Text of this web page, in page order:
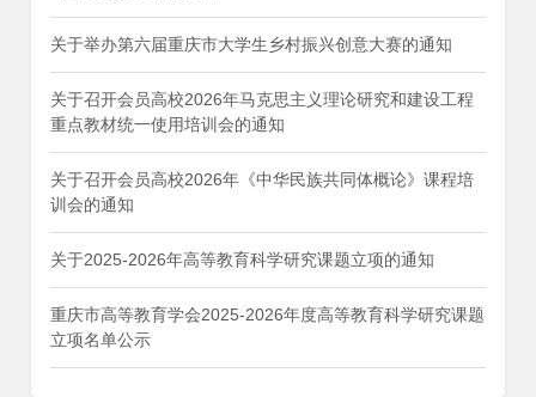
关于举办第六届重庆市大学生乡村振兴创意大赛的通知
关于召开会员高校2026年马克思主义理论研究和建设工程
重点教材统一使用培训会的通知
关于召开会员高校2026年《中华民族共同体概论》课程培
训会的通知
关于2025-2026年高等教育科学研究课题立项的通知
重庆市高等教育学会2025-2026年度高等教育科学研究课题
立项名单公示